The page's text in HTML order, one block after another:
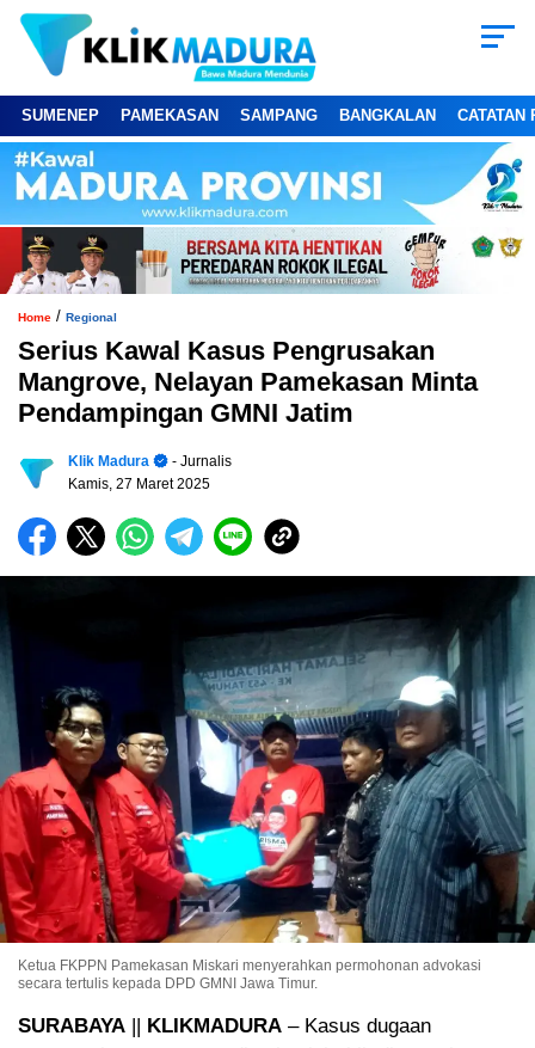
SUMENEP PAMEKASAN SAMPANG BANGKALAN CATATAN
Home / Regional
Serius Kawal Kasus Pengrusakan
Mangrove, Nelayan Pamekasan Minta
Pendampingan GMNI Jatim
Klik Madura
- Jurnalis
Kamis, 27 Maret 2025
Ketua FKPPN Pamekasan Miskari menyerahkan permohonan advokasi
secara tertulis kepada DPD GMNI Jawa Timur.
SURABAYA || KLIKMADURA – Kasus dugaan